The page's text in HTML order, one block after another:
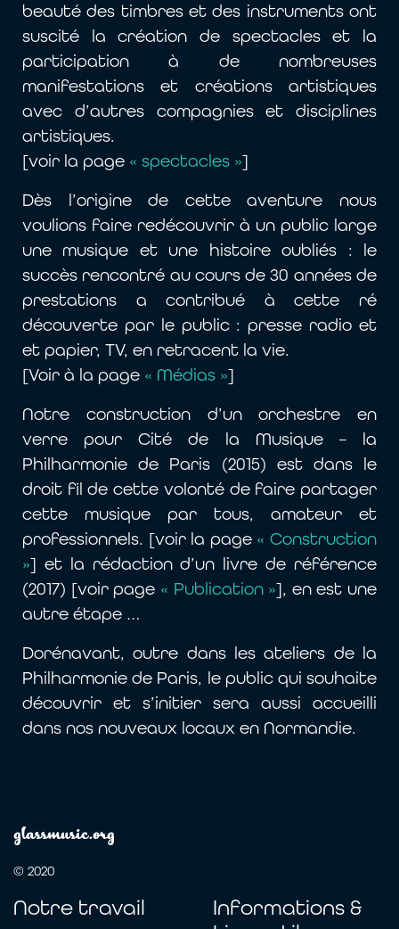
beauté des timbres et des instruments ont
suscité la création de spectacles et la
participation à de nombreuses
manifestations et créations artistiques
avec d’autres compagnies et disciplines
artistiques.
[voir la page « spectacles »]
Dès l’origine de cette aventure nous
voulions faire redécouvrir à un public large
une musique et une histoire oubliés : le
succès rencontré au cours de 30 années de
prestations a contribué à cette ré
découverte par le public : presse radio et
et papier, TV, en retracent la vie.
[Voir à la page « Médias »]
Notre construction d’un orchestre en
verre pour Cité de la Musique – la
Philharmonie de Paris (2015) est dans le
droit fil de cette volonté de faire partager
cette musique par tous, amateur et
professionnels. [voir la page « Construction
»] et la rédaction d’un livre de référence
(2017) [voir page « Publication »], en est une
autre étape …
Dorénavant, outre dans les ateliers de la
Philharmonie de Paris, le public qui souhaite
découvrir et s’initier sera aussi accueilli
dans nos nouveaux locaux en Normandie.
glassmusic.org
© 2020
Notre travail
Informations &